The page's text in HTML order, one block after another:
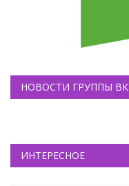
НОВОСТИ ГРУППЫ ВК
ИНТЕРЕСНОЕ